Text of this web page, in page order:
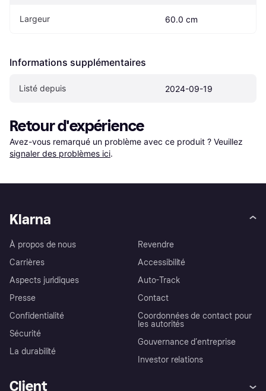
Largeur 60.0 cm
Informations supplémentaires
Listé depuis 2024-09-19
Retour d'expérience
Avez-vous remarqué un problème avec ce produit ? Veuillez
signaler des problèmes ici.
Klarna
À propos de nous
Carrières
Aspects juridiques
Presse
Confidentialité
Sécurité
La durabilité
Revendre
Accessibilité
Auto-Track
Contact
Coordonnées de contact pour
les autorités
Gouvernance d’entreprise
Investor relations
Client